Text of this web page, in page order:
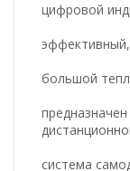
цифровой
большой
система